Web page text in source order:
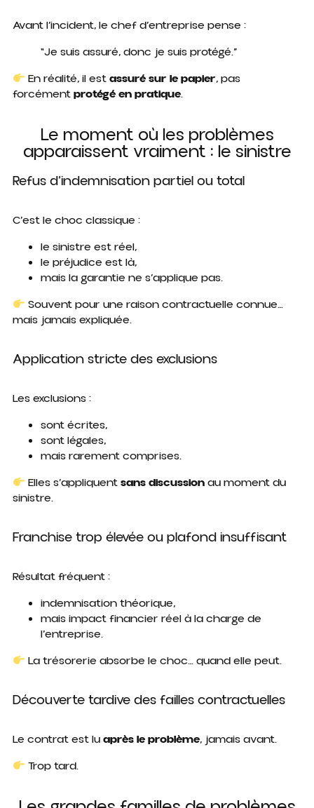
Avant l’incident, le chef d’entreprise pense :
“Je suis assuré, donc je suis protégé.”
En réalité, il estassuré sur le papier, pas
forcémentprotégé en pratique.
Le moment où les problèmes
apparaissent vraiment : le sinistre
Refus d’indemnisation partiel ou total
C’est le choc classique :
le sinistre est réel,
le préjudice est là,
mais la garantie ne s’applique pas.
Souvent pour une raison contractuelle connue…
mais jamais expliquée.
Application stricte des exclusions
Les exclusions :
sont écrites,
sont légales,
mais rarement comprises.
Elles s’appliquentsans discussionau moment du
sinistre.
Franchise trop élevée ou plafond insuffisant
Résultat fréquent :
indemnisation théorique,
mais impact financier réel à la charge de
l’entreprise.
La trésorerie absorbe le choc… quand elle peut.
Découverte tardive des failles contractuelles
Le contrat est luaprès le problème, jamais avant.
Trop tard.